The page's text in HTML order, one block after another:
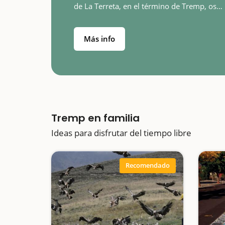
de La Terreta, en el término de Tremp, os
centro de recibimiento de visitantes…
Más info
Tremp en familia
Ideas para disfrutar del tiempo libre
Recomendado